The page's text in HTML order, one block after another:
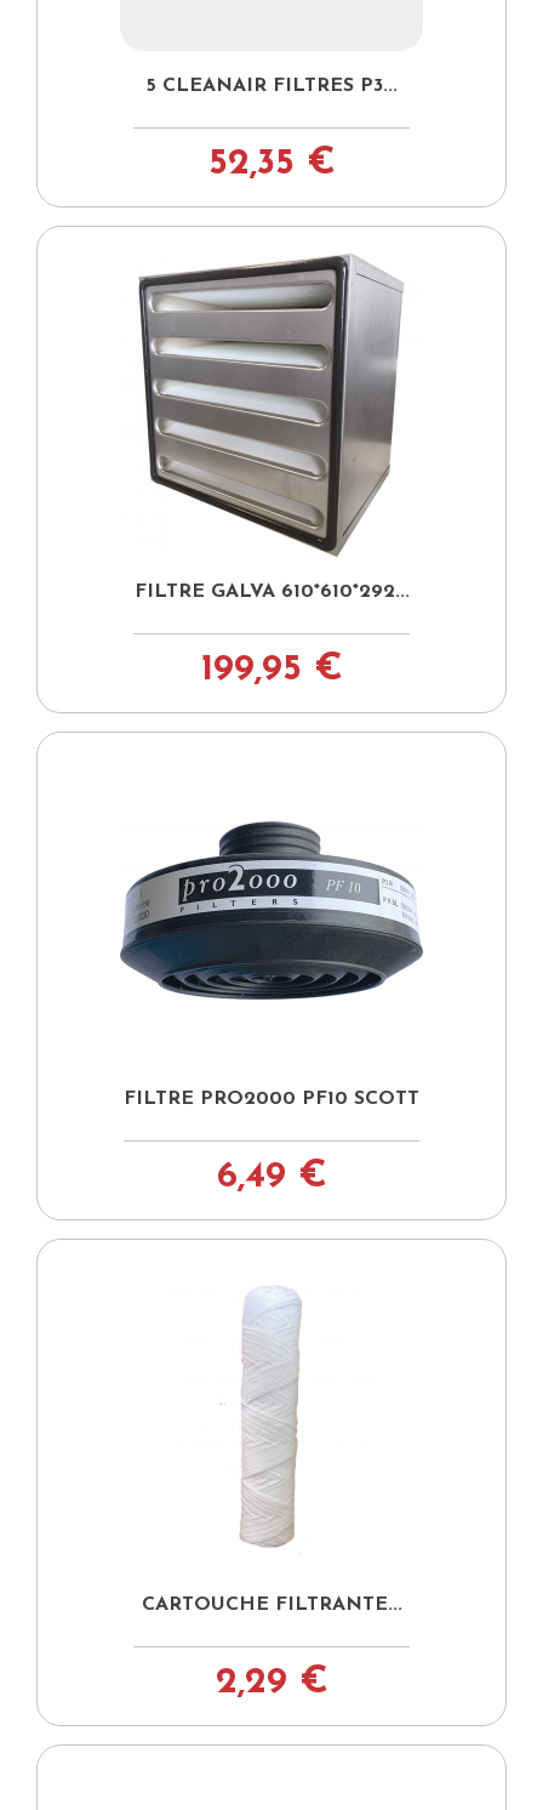
5 CLEANAIR FILTRES P3...
52,35 €
FILTRE GALVA 610*610*292...
199,95 €
FILTRE PRO2000 PF10 SCOTT
6,49 €
CARTOUCHE FILTRANTE...
2,29 €